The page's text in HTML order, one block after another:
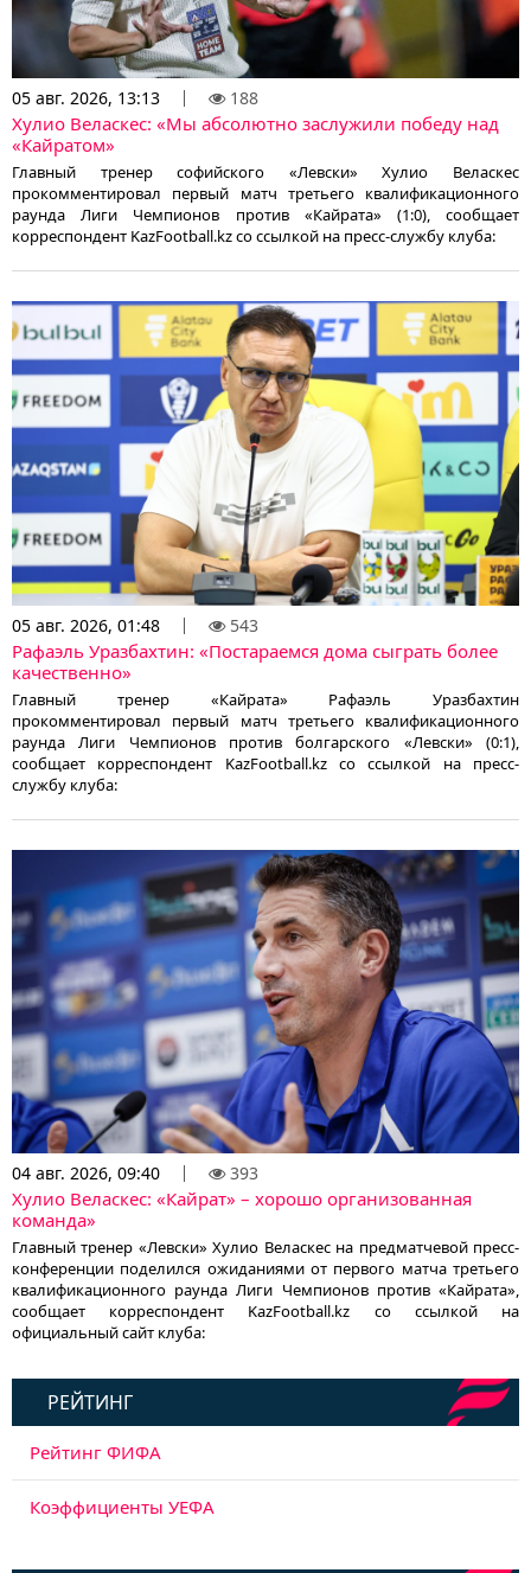
05 авг. 2026, 13:13 188
Хулио Веласкес: «Мы абсолютно заслужили победу над
«Кайратом»
Главный тренер софийского «Левски» Хулио Веласкес
прокомментировал первый матч третьего квалификационного
раунда Лиги Чемпионов против «Кайрата» (1:0), сообщает
корреспондент KazFootball.kz со ссылкой на пресс-службу клуба:
05 авг. 2026, 01:48 543
Рафаэль Уразбахтин: «Постараемся дома сыграть более
качественно»
Главный тренер «Кайрата» Рафаэль Уразбахтин
прокомментировал первый матч третьего квалификационного
раунда Лиги Чемпионов против болгарского «Левски» (0:1),
сообщает корреспондент KazFootball.kz со ссылкой на пресс-
службу клуба:
04 авг. 2026, 09:40 393
Хулио Веласкес: «Кайрат» – хорошо организованная
команда»
Главный тренер «Левски» Хулио Веласкес на предматчевой пресс-
конференции поделился ожиданиями от первого матча третьего
квалификационного раунда Лиги Чемпионов против «Кайрата»,
сообщает корреспондент KazFootball.kz со ссылкой на
официальный сайт клуба:
РЕЙТИНГ
Рейтинг ФИФА
Коэффициенты УЕФА